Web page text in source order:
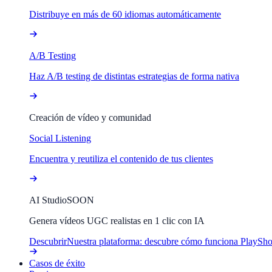
Distribuye en más de 60 idiomas automáticamente
A/B Testing
Haz A/B testing de distintas estrategias de forma nativa
Creación de vídeo y comunidad
Social Listening
Encuentra y reutiliza el contenido de tus clientes
AI StudioSOON
Genera vídeos UGC realistas en 1 clic con IA
DescubrirNuestra plataforma: descubre cómo funciona
Casos de éxito